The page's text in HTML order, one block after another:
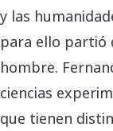
y las
para ello partió
hombre.
ciencias
que tienen